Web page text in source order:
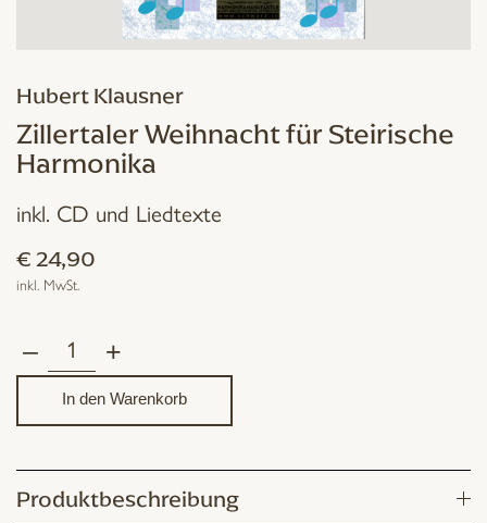
Hubert Klausner
Zillertaler Weihnacht für Steirische
Harmonika
inkl. CD und Liedtexte
€ 24,90
inkl. MwSt.
–
Zillertaler
Weihnacht
für
Harmonika
Menge
+
In den Warenkorb
Produktbeschreibung